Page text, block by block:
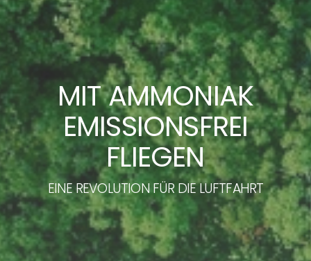
MIT AMMONIAK
EMISSIONSFREI
FLIEGEN
EINE REVOLUTION FÜR DIE LUFTFAHRT